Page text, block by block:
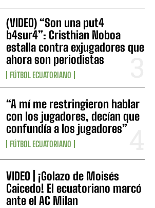
(VIDEO) “Son una put4
b4sur4”: Cristhian Noboa
estalla contra exjugadores que
ahora son periodistas
FÚTBOL ECUATORIANO
“A mí me restringieron hablar
con los jugadores, decían que
confundía a los jugadores”
FÚTBOL ECUATORIANO
VIDEO | ¡Golazo de Moisés
Caicedo! El ecuatoriano marcó
ante el AC Milan